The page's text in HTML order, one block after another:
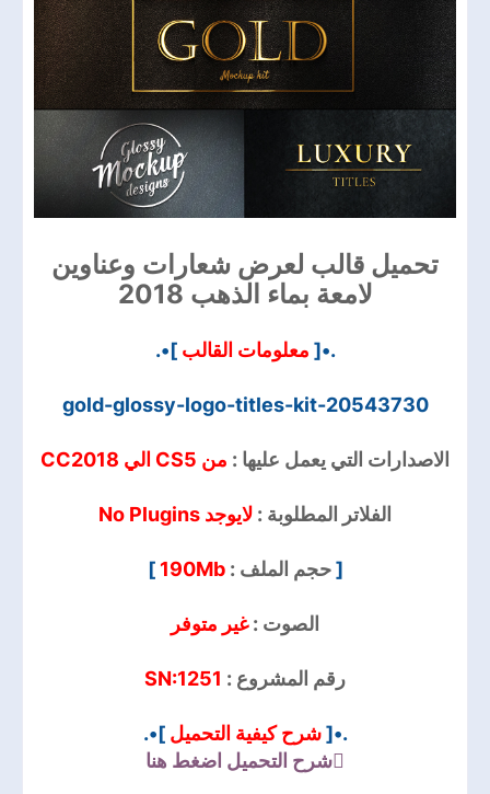
تحميل قالب لعرض شعارات وعناوين
لامعة بماء الذهب 2018
.•[ معلومات القالب ]•.
gold-glossy-logo-titles-kit-20543730
الاصدارات التي يعمل عليها : من CS5 الي CC2018
الفلاتر المطلوبة : لايوجد No Plugins
[حجم الملف :190Mb
]
الصوت :غير متوفر
رقم المشروع : SN:1251
.•[شرح كيفية التحميل ]•.
شرح التحميل اضغط هنا